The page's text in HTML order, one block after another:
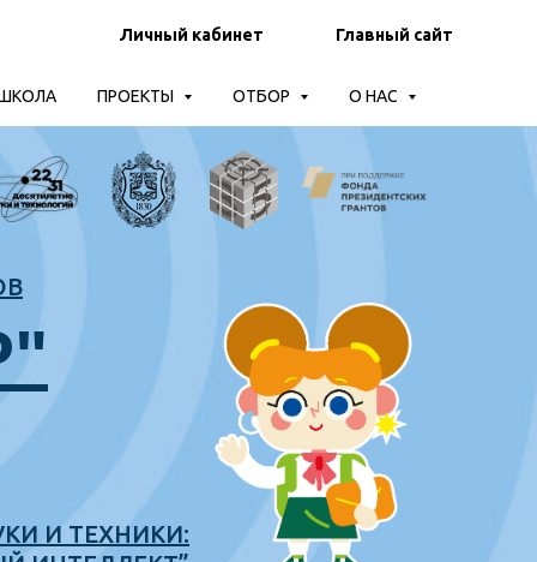
Личный кабинет Главный сайт
ПРОЕКТЫ ОТБОР О НАС
И ТЕХНИКИ: